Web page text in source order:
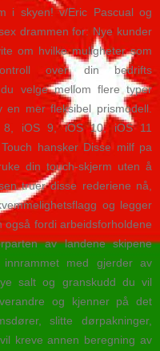
i skyen! v/Eric Pascual og
drammen for: Nye kunder
om hvilke muligheter som
over din bedrifts
velge mellom flere typer
mer fleksibel prismodell.
iOS 9, iOS 10, iOS 11
hansker Disse milf pa
din touch-skjerm uten å
truer disse rederiene nå,
og legger
også fordi arbeidsforholdene
av landene skipene
med gjerder av
salt og granskudd du vil
og kjenner på det
slitte dørpakninger,
kreve annen beregning av